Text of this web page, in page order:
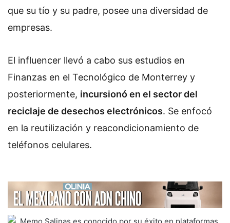
que su tío y su padre, posee una diversidad de
empresas.
El influencer llevó a cabo sus estudios en
Finanzas en el Tecnológico de Monterrey y
posteriormente, incursionó en el sector del
reciclaje de desechos electrónicos. Se enfocó
en la reutilización y reacondicionamiento de
teléfonos celulares.